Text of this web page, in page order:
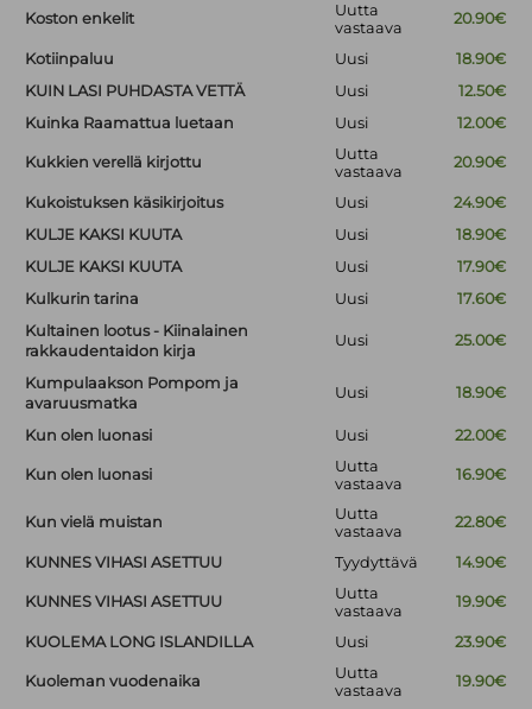
Koston enkelit
Uutta
vastaava
20.90€
Kotiinpaluu Uusi
18.90€
KUIN LASI PUHDASTA VETTÄ
Uusi
12.50€
Kuinka Raamattua luetaan
Uusi 12.00€
Kukkien verellä kirjottu
Uutta
vastaava
20.90€
Kukoistuksen käsikirjoitus Uusi
24.90€
KULJE KAKSI KUUTA
Uusi
18.90€
KULJE KAKSI KUUTA
Uusi
17.90€
Kulkurin tarina
Uusi
17.60€
Kultainen lootus - Kiinalainen
rakkaudentaidon kirja
Uusi 25.00€
Kumpulaakson Pompom ja
avaruusmatka
Uusi 18.90€
Kun olen luonasi Uusi 22.00€
Kun olen luonasi
Uutta
vastaava
16.90€
Kun vielä muistan
Uutta
vastaava
22.80€
KUNNES VIHASI ASETTUU Tyydyttävä 14.90€
KUNNES VIHASI ASETTUU
Uutta
vastaava
19.90€
KUOLEMA LONG ISLANDILLA Uusi 23.90€
Kuoleman vuodenaika
Uutta
vastaava
19.90€